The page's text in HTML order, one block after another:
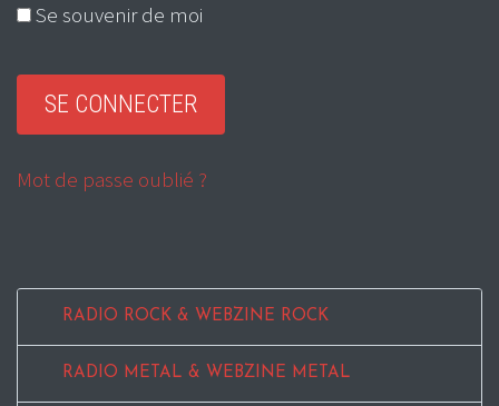
Se souvenir de moi
Mot de passe oublié ?
RADIO ROCK & WEBZINE ROCK
RADIO METAL & WEBZINE METAL